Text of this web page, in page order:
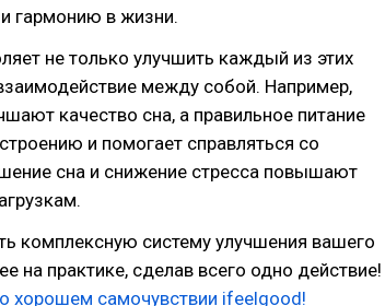
гармонию в жизни.
не только улучшить каждый из этих
между собой. Например,
качество сна, а правильное питание
и помогает справляться со
сна и снижение стресса повышают
комплексную систему улучшения вашего
на практике, сделав всего одно действие!
хорошем самочувствии ifeelgood!